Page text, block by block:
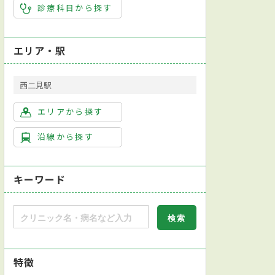
診療科目から探す
エリア・駅
西二見駅
エリアから探す
沿線から探す
キーワード
特徴